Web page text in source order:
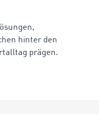
hinter den
prägen.